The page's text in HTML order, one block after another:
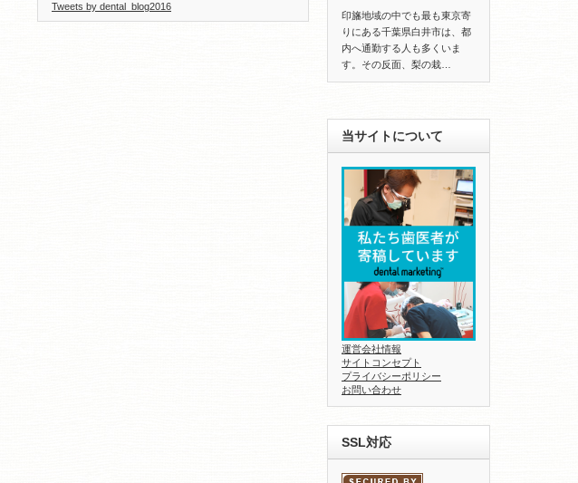
Tweets by dental_blog2016
印旛地域の中でも最も東京寄
りにある千葉県白井市は、都
内へ通勤する人も多くいま
す。その反面、梨の栽…
当サイトについて
運営会社情報
サイトコンセプト
プライバシーポリシー
お問い合わせ
SSL対応